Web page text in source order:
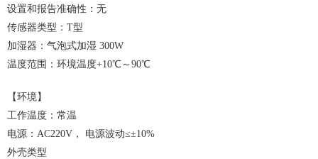
设置和报告准确性：无
传感器类型：T型
加湿器：气泡式加湿 300W
温度范围：环境温度+10℃～90℃
【环境】
工作温度：常温
电源：AC220V， 电源波动≤±10%
外壳类型